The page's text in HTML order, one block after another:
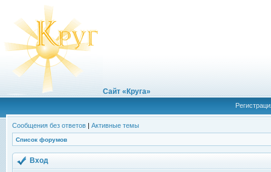
Сайт «Круга»
Сообщения без ответов | Активные темы
Список форумов
Вход